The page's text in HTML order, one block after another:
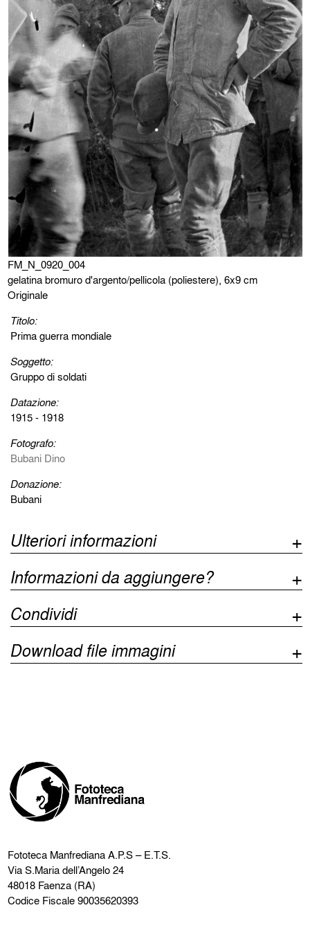
FM_N_0920_004
gelatina bromuro d'argento/pellicola (poliestere), 6x9 cm
Originale
Titolo:
Prima guerra mondiale
Soggetto:
Gruppo di soldati
Datazione:
1915 - 1918
Fotografo:
Bubani Dino
Donazione:
Bubani
Ulteriori informazioni
Informazioni da aggiungere?
Condividi
Download file immagini
Fototeca ManfredianaA.P.S – E.T.S.
Via S.Maria dell’Angelo 24
48018 Faenza (RA)
Codice Fiscale 90035620393